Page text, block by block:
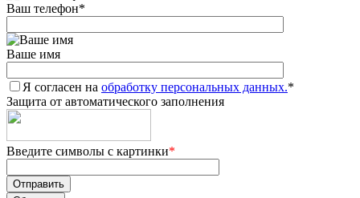
Ваш телефон*
Ваше имя
Я согласен на обработку персональных данных.*
Защита от автоматического заполнения
Введите символы с картинки*